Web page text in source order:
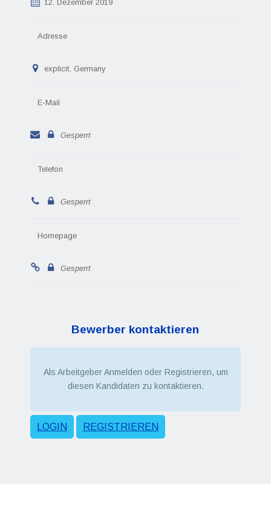
12. Dezember 2019
Adresse
explicit, Germany
E-Mail
Gesperrt
Telefon
Gesperrt
Homepage
Gesperrt
Bewerber kontaktieren
Als Arbeitgeber Anmelden oder Registrieren, um
diesen Kandidaten zu kontaktieren.
LOGIN REGISTRIEREN